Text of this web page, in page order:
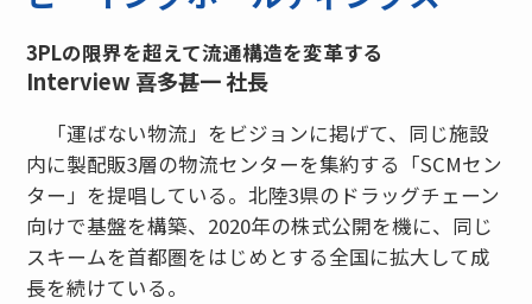
3PLの限界を超えて流通構造を変革する
Interview 喜多甚一 社長
「運ばない物流」をビジョンに掲げて、同じ施設
内に製配販3層の物流センターを集約する「SCMセン
ター」を提唱している。北陸3県のドラッグチェーン
向けで基盤を構築、2020年の株式公開を機に、同じ
スキームを首都圏をはじめとする全国に拡大して成
長を続けている。